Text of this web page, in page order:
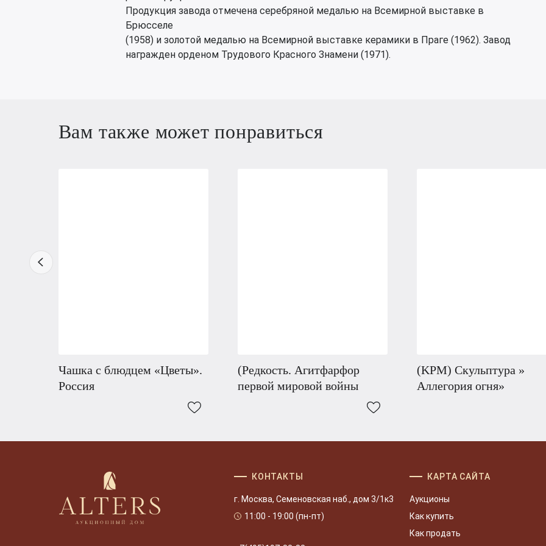
Продукция завода отмечена серебряной медалью на Всемирной выставке в
Брюсселе
(1958) и золотой медалью на Всемирной выставке керамики в Праге (1962). Завод
награжден орденом Трудового Красного Знамени (1971).
Вам также может понравиться
Чашка с блюдцем «Цветы».
Россия
(Редкость. Агитфарфор
первой мировой войны
(KPM) Скульптура »
Аллегория огня»
КОНТАКТЫ
г. Москва, Семеновская наб., дом 3/1к3
11:00 - 19:00 (пн-пт)
КАРТА САЙТА
Аукционы
Как купить
Как продать